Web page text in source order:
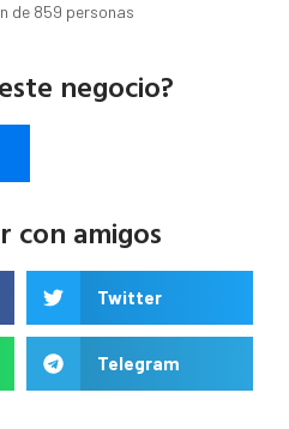
de 859 personas
negocio?
con amigos
Twitter
Telegram